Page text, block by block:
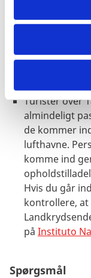
Børn, der har
rejser med
en fuldmagt
https://
Turister over
almindeligt
de kommer
lufthavne.
komme ind
Hvis du går
kontrollere,
på Instituto
Spørgsmål